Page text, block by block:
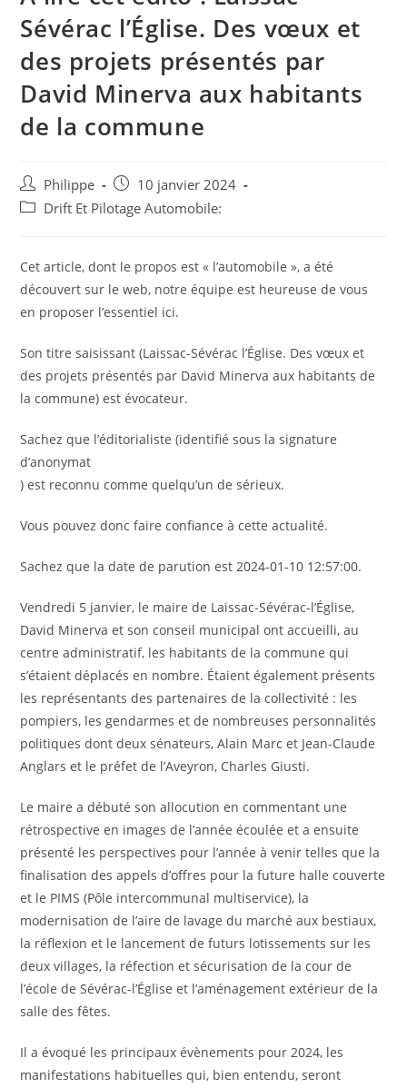
Sévérac l’Église. Des vœux et
des projets présentés par
David Minerva aux habitants
de la commune
Auteur/autrice
de
Philippe
Post
published:
10 janvier 2024
PostDrift Et Pilotage Automobile:
Cet article, dont le propos est « l’automobile », a été
découvert sur le web, notre équipe est heureuse de vous
en proposer l’essentiel ici.
Son titre saisissant (Laissac-Sévérac l’Église. Des vœux et
des projets présentés par David Minerva aux habitants de
la commune) est évocateur.
Sachez que l’éditorialiste (identifié sous la signature
d’anonymat
) est reconnu comme quelqu’un de sérieux.
Vous pouvez donc faire confiance à cette actualité.
Sachez que la date de parution est 2024-01-10 12:57:00.
Vendredi 5 janvier, le maire de Laissac-Sévérac-l’Église,
David Minerva et son conseil municipal ont accueilli, au
centre administratif, les habitants de la commune qui
s’étaient déplacés en nombre. Étaient également présents
les représentants des partenaires de la collectivité : les
pompiers, les gendarmes et de nombreuses personnalités
politiques dont deux sénateurs, Alain Marc et Jean-Claude
Anglars et le préfet de l’Aveyron, Charles Giusti.
Le maire a débuté son allocution en commentant une
rétrospective en images de l’année écoulée et a ensuite
présenté les perspectives pour l’année à venir telles que la
finalisation des appels d’offres pour la future halle couverte
et le PIMS (Pôle intercommunal multiservice), la
modernisation de l’aire de lavage du marché aux bestiaux,
la réflexion et le lancement de futurs lotissements sur les
deux villages, la réfection et sécurisation de la cour de
l’école de Sévérac-l’Église et l’aménagement extérieur de la
salle des fêtes.
Il a évoqué les principaux évènements pour 2024, les
manifestations habituelles qui, bien entendu, seront